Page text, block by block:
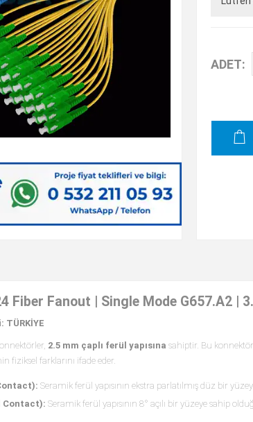
ADET:
Fiber Fanout | Single Mode G657.A2 |
TÜRKİYE
2.5 mm çaplı ferül yapısına sahiptir. Bu
fiziksel farklarını ifade eder.
Seramik ferül yapısının ekstra parlatılmış düz bir
Contact): Seramik ferül yapısının 8° açılı bir yüzeye sahip